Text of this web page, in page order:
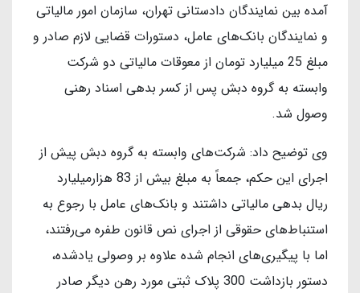
آمده بین نمایندگان دادستانی تهران، سازمان امور مالیاتی
و نمایندگان بانک‌های عامل، دستورات قضایی لازم صادر و
مبلغ 25 میلیارد تومان از معوقات مالیاتی دو شرکت
وابسته به گروه دبش پس از کسر بدهی اسناد رهنی
وصول شد.
وی توضیح داد: شرکت‌های وابسته به گروه دبش پیش از
اجرای این حکم، جمعاً به مبلغ بیش از 83 هزارمیلیارد
ریال بدهی مالیاتی داشتند و بانک‌های عامل با رجوع به
استنباط‌های حقوقی از اجرای نص قانون طفره می‌رفتند،
اما با پیگیری‌های انجام شده علاوه بر وصولی یادشده،
دستور بازداشت 300 پلاک ثبتی مورد رهن دیگر صادر